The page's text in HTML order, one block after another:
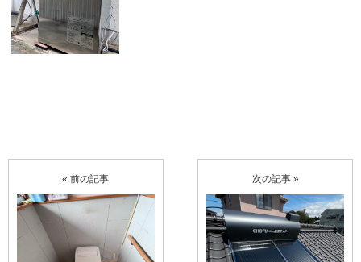
« 前の記事 次の記事 »